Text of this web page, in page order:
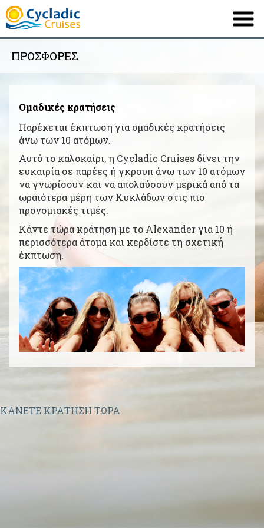
ΠΡΟΟΡΙΣΜΟΙ
ΠΛΗΡΟΦΟΡΙΕΣ
ΠΡΟΣΦΟΡΕΣ
English |French
Πάρος 2284021708| 2285024131
ΠΡΟΣΦΟΡΕΣ
Ομαδικές κρατήσεις
Παρέχεται έκπτωση για ομαδικές κρατήσεις
άνω των 10 ατόμων.
Αυτό το καλοκαίρι, η Cycladic Cruises δίνει την
ευκαιρία σε παρέες ή γκρουπ άνω των 10 ατόμων
να γνωρίσουν και να απολαύσουν μερικά από τα
ωραιότερα μέρη των Κυκλάδων στις πιο
προνομιακές τιμές.
Κάντε τώρα κράτηση με το Alexander για 10 ή
περισσότερα άτομα και κερδίστε τη σχετική
έκπτωση.
ΚΑΝΕΤΕ ΚΡΑΤΗΣΗ ΤΩΡΑ